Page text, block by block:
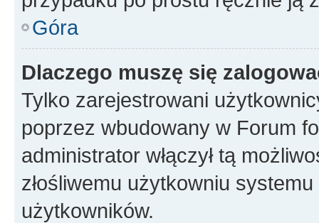
Góra
Dlaczego muszę się
Tylko zarejestrowani
poprzez wbudowany w Forum
administrator włączył tą
złośliwemu użytkowniu
użytkowników.